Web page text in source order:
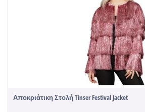
Αποκριάτικη Στολή Tinser Festival Jacket